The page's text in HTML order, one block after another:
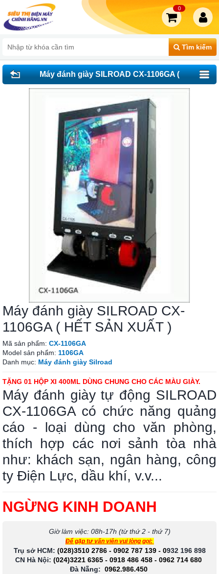
Tìm kiếm
0
Máy đánh giày SILROAD CX-1106GA (
HẾT SẢN XUẤT )
Máy đánh giày SILROAD CX-
1106GA ( HẾT SẢN XUẤT )
Mã sản phẩm: CX-1106GA
Model sản phẩm: 1106GA
Danh mục: Máy đánh giày Silroad
TẶNG 01 HỘP XI 400ML DÙNG CHUNG CHO CÁC MÀU GIÀY.
Máy đánh giày tự động SILROAD
CX-1106GA có chức năng quảng
cáo - loại dùng cho văn phòng,
thích hợp các nơi sảnh tòa nhà
như: khách sạn, ngân hàng, công
ty Điện Lực, dầu khí, v.v...
NGỪNG KINH DOANH
Giờ làm việc: 08h-17h (từ thứ 2 - thứ 7)
Để gặp tư vấn viên vui lòng gọi:
Trụ sở HCM: (028)3510 2786 - 0902 787 139- 0932 196 898
CN Hà Nội: (024)3221 6365 - 0918 486 458 - 0962 714 680
Đà Nẵng: 0962.986.450